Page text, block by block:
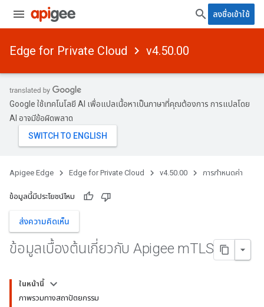
ลงชื่อเข้าใช้
Edge for Private Cloud v4.50.00
Google ใช้เทคโนโลยี AI เพื่อแปลเนื้อหาเป็นภาษาที่คุณต้องการ การแปลโดย
AI อาจมีข้อผิดพลาด
Apigee Edge Edge for Private Cloud v4.50.00 การกำหนดค่า
ข้อมูลนี้มีประโยชน์ไหม
ส่งความคิดเห็น
ข้อมูลเบื้องต้นเกี่ยวกับ Apigee mTLS
ในหน้านี้
ภาพรวมทางสถาปัตยกรรม